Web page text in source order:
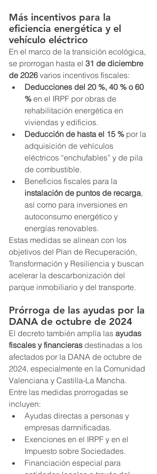
Más incentivos para la
eficiencia energética y el
vehículo eléctrico
En el marco de la transición ecológica,
se prorrogan hasta el 31 de diciembre
de 2026 varios incentivos fiscales:
Deducciones del 20 %, 40 % o 60
% en el IRPF por obras de
rehabilitación energética en
viviendas y edificios.
Deducción de hasta el 15 % por la
adquisición de vehículos
eléctricos “enchufables” y de pila
de combustible.
Beneficios fiscales para la
instalación de puntos de recarga,
así como para inversiones en
autoconsumo energético y
energías renovables.
Estas medidas se alinean con los
objetivos del Plan de Recuperación,
Transformación y Resiliencia y buscan
acelerar la descarbonización del
parque inmobiliario y del transporte.
Prórroga de las ayudas por la
DANA de octubre de 2024
El decreto también amplía las ayudas
fiscales y financieras destinadas a los
afectados por la DANA de octubre de
2024, especialmente en la Comunidad
Valenciana y Castilla-La Mancha.
Entre las medidas prorrogadas se
incluyen:
Ayudas directas a personas y
empresas damnificadas.
Exenciones en el IRPF y en el
Impuesto sobre Sociedades.
Financiación especial para